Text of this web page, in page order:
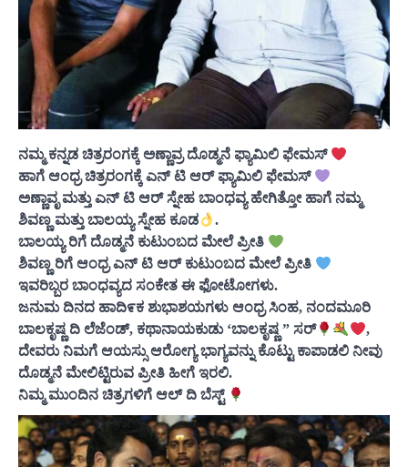
ನಮ್ಮ ಕನ್ನಡ ಚಿತ್ರರಂಗಕ್ಕೆ ಅಣ್ಣಾವ್ರ ದೊಡ್ಮನೆ ಫ್ಯಾಮಿಲಿ ಫೇಮಸ್
ಹಾಗೆ ಆಂಧ್ರ ಚಿತ್ರರಂಗಕ್ಕೆ ಎನ್ ಟಿ ಆರ್ ಫ್ಯಾಮಿಲಿ ಫೇಮಸ್
ಅಣ್ಣಾವೃ ಮತ್ತು ಎನ್ ಟಿ ಆರ್ ಸ್ನೇಹ ಬಾಂಧವ್ಯ ಹೇಗಿತ್ತೋ ಹಾಗೆ ನಮ್ಮ
ಶಿವಣ್ಣ ಮತ್ತು ಬಾಲಯ್ಯ ಸ್ನೇಹ ಕೂಡ
.
ಬಾಲಯ್ಯ ರಿಗೆ ದೊಡ್ಮನೆ ಕುಟುಂಬದ ಮೇಲೆ ಪ್ರೀತಿ
ಶಿವಣ್ಣ ರಿಗೆ ಆಂಧ್ರ ಎನ್ ಟಿ ಆರ್ ಕುಟುಂಬದ ಮೇಲೆ ಪ್ರೀತಿ
ಇವರಿಬ್ಬರ ಬಾಂಧವ್ಯದ ಸಂಕೇತ ಈ ಫೋಟೋಗಳು.
ಜನುಮ ದಿನದ ಹಾದಿ೯ಕ ಶುಭಾಶಯಗಳು ಆಂಧ್ರ ಸಿಂಹ, ನಂದಮೂರಿ
ಬಾಲಕೃಷ್ಣ ದಿ ಲೆಜೆಂಡ್, ಕಥಾನಾಯಕುಡು ‘ಬಾಲಕೃಷ್ಣ ” ಸರ್
,
ದೇವರು ನಿಮಗೆ ಆಯಸ್ಸು ಆರೋಗ್ಯ ಭಾಗ್ಯವನ್ನು ಕೊಟ್ಟು ಕಾಪಾಡಲಿ ನೀವು
ದೊಡ್ಮನೆ ಮೇಲಿಟ್ಟಿರುವ ಪ್ರೀತಿ ಹೀಗೆ ಇರಲಿ.
ನಿಮ್ಮ ಮುಂದಿನ ಚಿತ್ರಗಳಿಗೆ ಆಲ್ ದಿ ಬೆಸ್ಟ್